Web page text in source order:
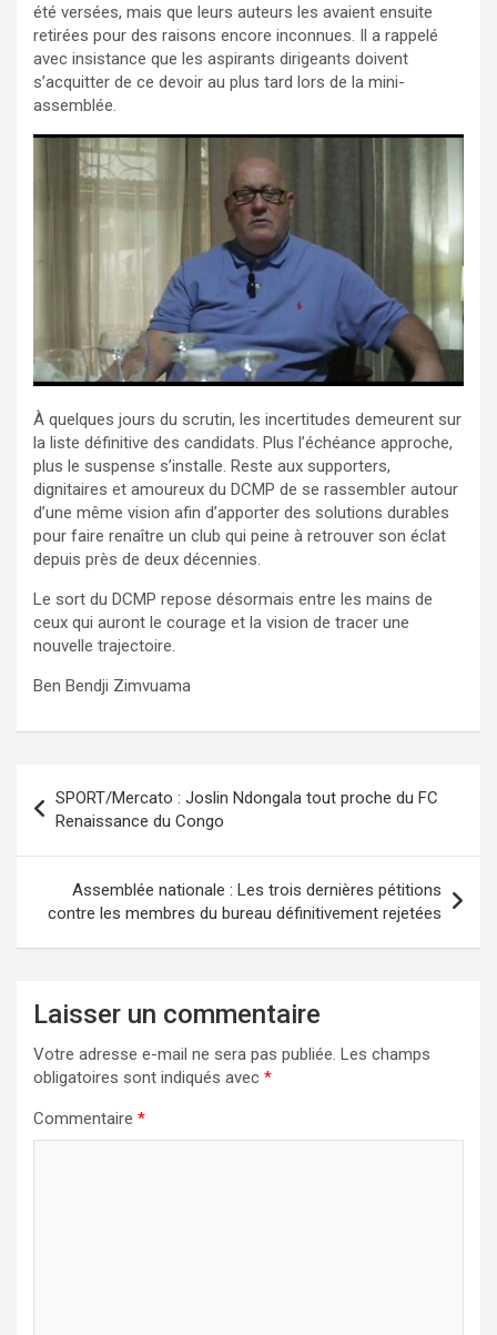
été versées, mais que leurs auteurs les avaient ensuite
retirées pour des raisons encore inconnues. Il a rappelé
avec insistance que les aspirants dirigeants doivent
s’acquitter de ce devoir au plus tard lors de la mini-
assemblée.
À quelques jours du scrutin, les incertitudes demeurent sur
la liste définitive des candidats. Plus l’échéance approche,
plus le suspense s’installe. Reste aux supporters,
dignitaires et amoureux du DCMP de se rassembler autour
d’une même vision afin d’apporter des solutions durables
pour faire renaître un club qui peine à retrouver son éclat
depuis près de deux décennies.
Le sort du DCMP repose désormais entre les mains de
ceux qui auront le courage et la vision de tracer une
nouvelle trajectoire.
Ben Bendji Zimvuama
de
l’article
SPORT/Mercato : Joslin Ndongala tout proche du FC
Renaissance du Congo
Assemblée nationale : Les trois dernières pétitions
contre les membres du bureau définitivement rejetées
Laisser un commentaire
Votre adresse e-mail ne sera pas publiée. Les champs
obligatoires sont indiqués avec *
Commentaire *